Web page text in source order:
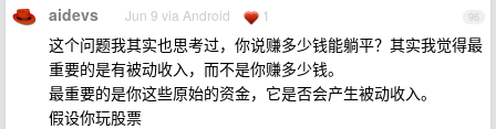
96
aidevs Jun 9 via Android 1
这个问题我其实也思考过，你说赚多少钱能躺平？其实我觉得最
重要的是有被动收入，而不是你赚多少钱。
最重要的是你这些原始的资金，它是否会产生被动收入。
假设你玩股票